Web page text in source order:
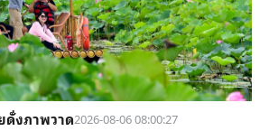
ดั่งภาพวาด2026-08-06 08:00:27